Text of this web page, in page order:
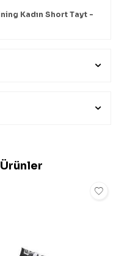
Kadın Short Tayt -